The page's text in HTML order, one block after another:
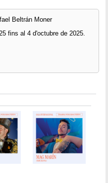
Beltrán Moner
fins al 4 d'octubre de 2025.